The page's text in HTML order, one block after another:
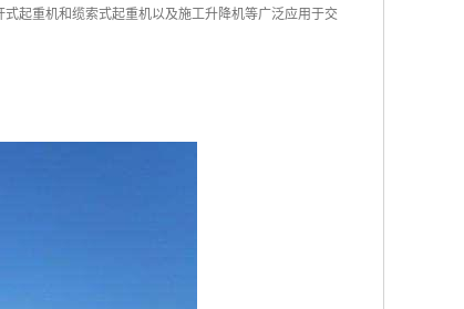
起重机和缆索式起重机以及施工升降机等广泛应用于交